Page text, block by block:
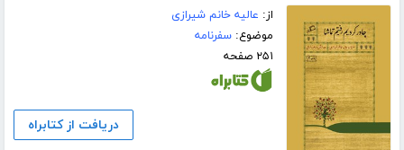
از: عالیه خانم شیرازی
موضوع:سفرنامه
۲۵۱ صفحه
دریافت از کتابراه